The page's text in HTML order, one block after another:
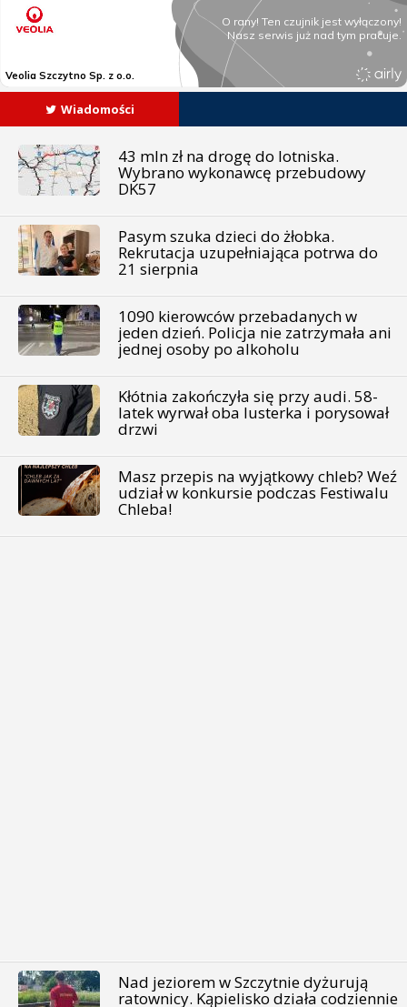
Wiadomości
43 mln zł na drogę do lotniska.
Wybrano wykonawcę przebudowy
DK57
Pasym szuka dzieci do żłobka.
Rekrutacja uzupełniająca potrwa do
21 sierpnia
1090 kierowców przebadanych w
jeden dzień. Policja nie zatrzymała ani
jednej osoby po alkoholu
Kłótnia zakończyła się przy audi. 58-
latek wyrwał oba lusterka i porysował
drzwi
Masz przepis na wyjątkowy chleb? Weź
udział w konkursie podczas Festiwalu
Chleba!
Nad jeziorem w Szczytnie dyżurują
ratownicy. Kąpielisko działa codziennie